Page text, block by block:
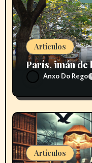
n
r
a
d
Artículos
París, imán de
Anxo Do Rego
Artículos